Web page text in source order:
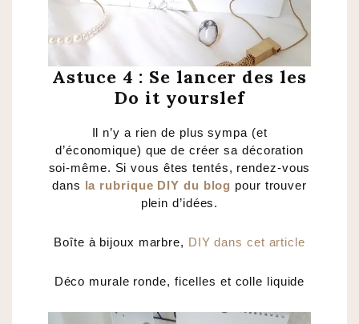
Astuce 4 : Se lancer des les
Do it yourslef
Il n’y a rien de plus sympa (et
d’économique) que de créer sa décoration
soi-même. Si vous êtes tentés, rendez-vous
dans la rubrique DIY du blog pour trouver
plein d’idées.
Boîte à bijoux marbre, DIY dans cet article
Déco murale ronde, ficelles et colle liquide